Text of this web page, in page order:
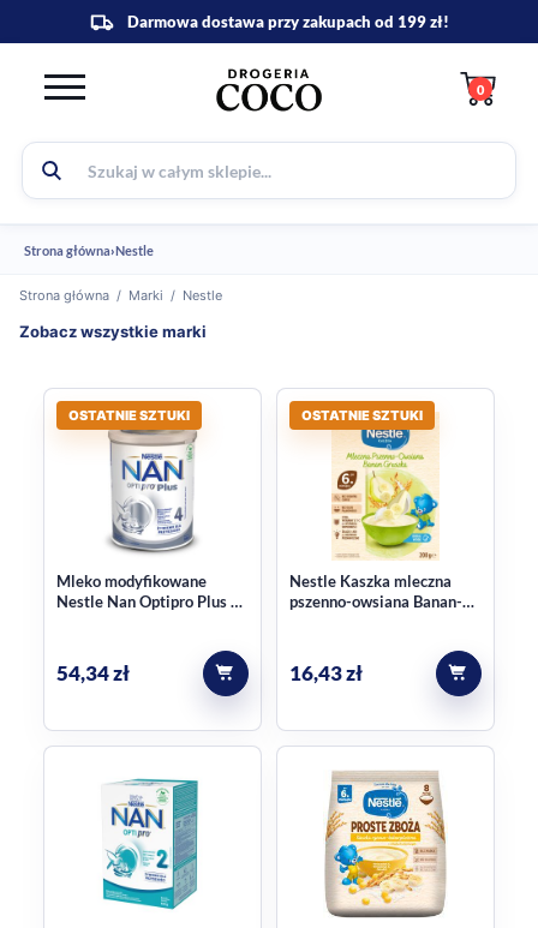
0
Strona główna›Nestle
Strona główna / Marki / Nestle
Zobacz wszystkie marki
OSTATNIE SZTUKI
Mleko modyfikowane
Nestle Nan Optipro Plus 4
54,34zł
OSTATNIE SZTUKI
Nestle Kaszka mleczna
pszenno-owsiana Banan-
16,43zł